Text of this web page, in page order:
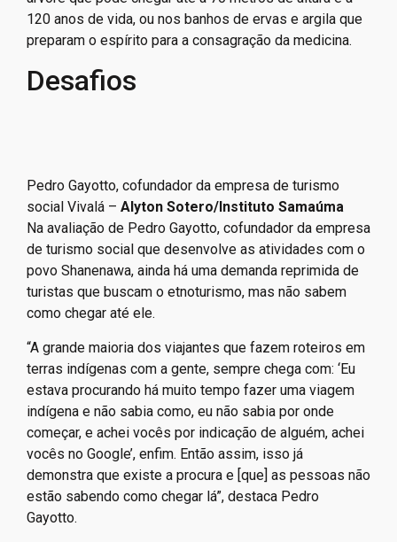
120 anos de vida, ou nos banhos de ervas e argila que
preparam o espírito para a consagração da medicina.
Desafios
Pedro Gayotto, cofundador da empresa de turismo
social Vivalá – Alyton Sotero/Instituto Samaúma
Na avaliação de Pedro Gayotto, cofundador da empresa
de turismo social que desenvolve as atividades com o
povo Shanenawa, ainda há uma demanda reprimida de
turistas que buscam o etnoturismo, mas não sabem
como chegar até ele.
“A grande maioria dos viajantes que fazem roteiros em
terras indígenas com a gente, sempre chega com: ‘Eu
estava procurando há muito tempo fazer uma viagem
indígena e não sabia como, eu não sabia por onde
começar, e achei vocês por indicação de alguém, achei
vocês no Google’, enfim. Então assim, isso já
demonstra que existe a procura e [que] as pessoas não
estão sabendo como chegar lá”, destaca Pedro
Gayotto.